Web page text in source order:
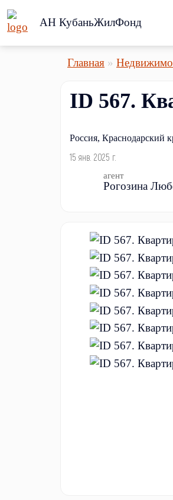
АН КубаньЖилФонд
Главная
ID 567.
Россия, Краснодарский
15 янв. 2025 г.
агент
Рогозина